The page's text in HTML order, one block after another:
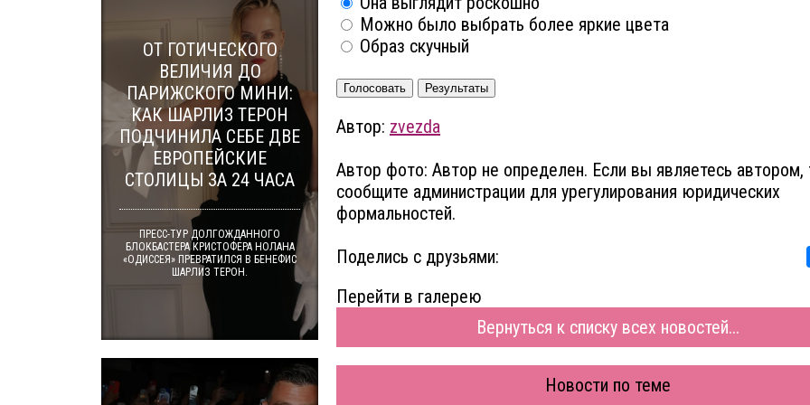
Можно было выбрать более яркие цвета
Образ скучный
Голосовать Результаты
Автор: zvezda
Автор фото: Автор не определен. Если вы являетесь автором,
сообщите администрации для урегулирования юридических
формальностей.
Поделись с друзьями:
Перейти в галерею
Вернуться к списку всех новостей...
Новости по теме
ОТ ГОТИЧЕСКОГО
ВЕЛИЧИЯ ДО
ПАРИЖСКОГО МИНИ:
КАК ШАРЛИЗ ТЕРОН
ПОДЧИНИЛА СЕБЕ ДВЕ
ЕВРОПЕЙСКИЕ
СТОЛИЦЫ ЗА 24 ЧАСА
ПРЕСС-ТУР ДОЛГОЖДАННОГО
БЛОКБАСТЕРА КРИСТОФЕРА НОЛАНА
«ОДИССЕЯ» ПРЕВРАТИЛСЯ В БЕНЕФИС
ШАРЛИЗ ТЕРОН.